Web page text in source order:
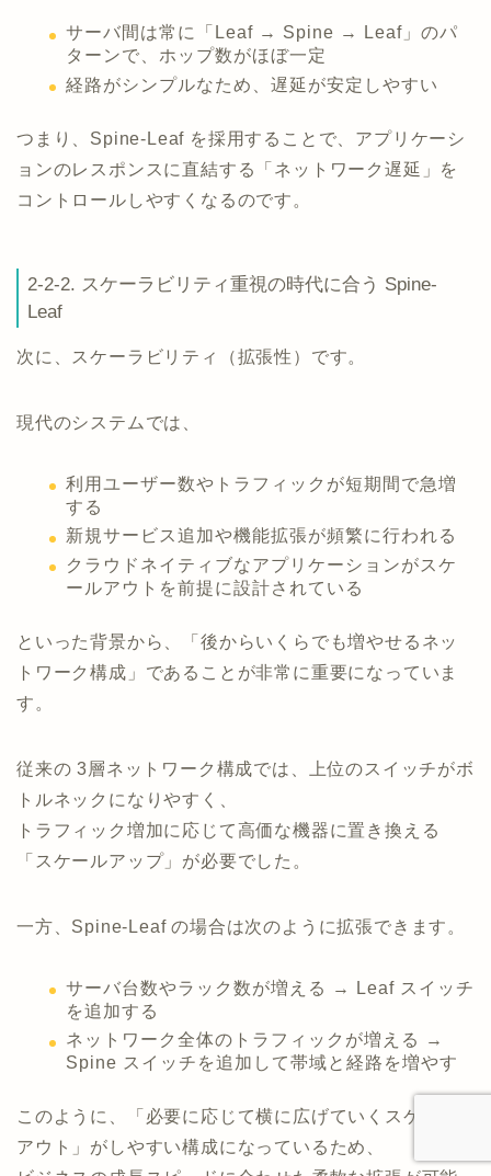
サーバ間は常に「Leaf → Spine → Leaf」のパ
ターンで、ホップ数がほぼ一定
経路がシンプルなため、遅延が安定しやすい
つまり、Spine-Leaf を採用することで、アプリケーシ
ョンのレスポンスに直結する「ネットワーク遅延」を
コントロールしやすくなるのです。
2-2-2. スケーラビリティ重視の時代に合う Spine-
Leaf
次に、スケーラビリティ（拡張性）です。
現代のシステムでは、
利用ユーザー数やトラフィックが短期間で急増
する
新規サービス追加や機能拡張が頻繁に行われる
クラウドネイティブなアプリケーションがスケ
ールアウトを前提に設計されている
といった背景から、「後からいくらでも増やせるネッ
トワーク構成」であることが非常に重要になっていま
す。
従来の 3層ネットワーク構成では、上位のスイッチがボ
トルネックになりやすく、
トラフィック増加に応じて高価な機器に置き換える
「スケールアップ」が必要でした。
一方、Spine-Leaf の場合は次のように拡張できます。
サーバ台数やラック数が増える → Leaf スイッチ
を追加する
ネットワーク全体のトラフィックが増える →
Spine スイッチを追加して帯域と経路を増やす
このように、「必要に応じて横に広げていくスケール
アウト」がしやすい構成になっているため、